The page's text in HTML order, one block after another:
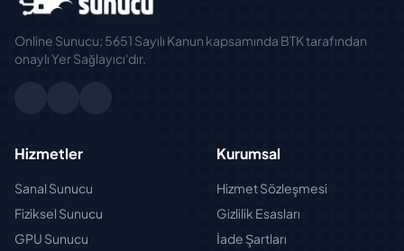
Online Sunucu; 5651 Sayılı Kanun kapsamında BTK tarafından
onaylı Yer Sağlayıcı'dır.
Hizmetler
Sanal Sunucu
Fiziksel Sunucu
GPU Sunucu
Kurumsal
Hizmet Sözleşmesi
Gizlilik Esasları
İade Şartları